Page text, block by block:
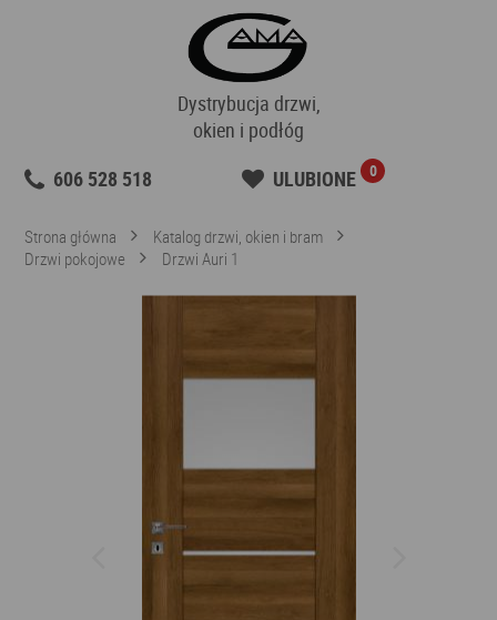
Dystrybucja drzwi,
okien i podłóg
606 528 518
ULUBIONE 0
Strona główna
Katalog drzwi, okien i bram
Drzwi pokojowe
Drzwi Auri 1